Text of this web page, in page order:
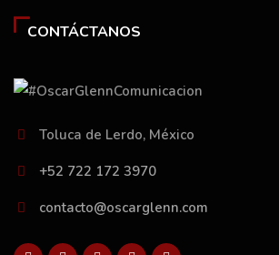
CONTÁCTANOS
Toluca de Lerdo, México
+52 722 172 3970
contacto@oscarglenn.com